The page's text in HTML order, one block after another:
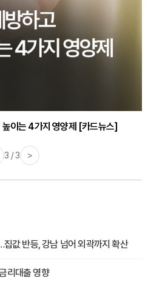
높이는 4가지 영양제 [카드뉴스]
3 / 3 >
값 반등, 강남 넘어 외곽까지 확산
리대출 영향